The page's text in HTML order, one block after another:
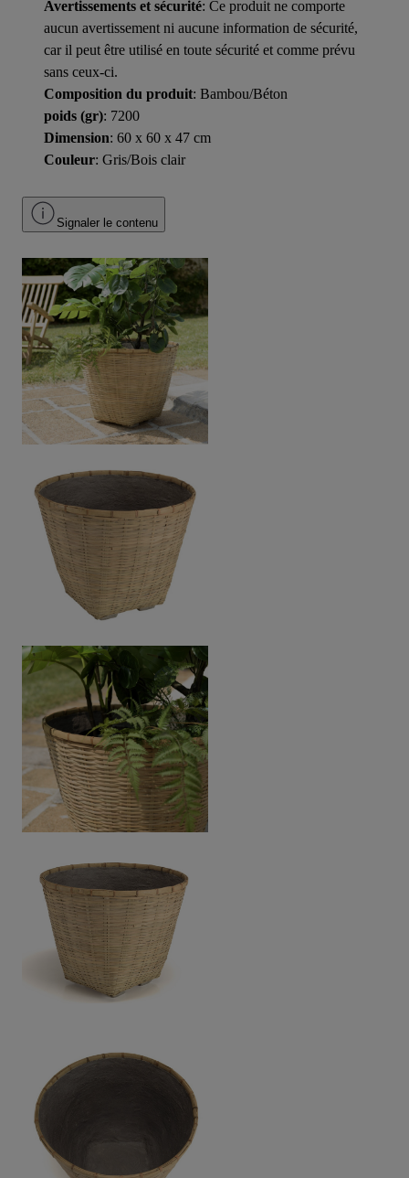
Avertissements et sécurité: Ce produit ne comporte
aucun avertissement ni aucune information de sécurité,
car il peut être utilisé en toute sécurité et comme prévu
sans ceux-ci.
Composition du produit: Bambou/Béton
poids (gr): 7200
Dimension: 60 x 60 x 47 cm
Couleur: Gris/Bois clair
Signaler le contenu